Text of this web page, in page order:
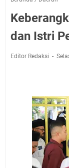
dan Istri
Editor Redaksi